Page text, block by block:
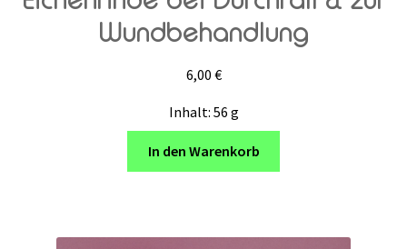
Wundbehandlung
6,00 €
Inhalt: 56 g
In den Warenkorb